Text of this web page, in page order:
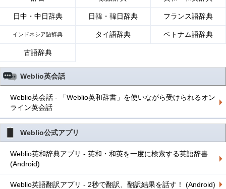
日中・中日辞典 日韓・韓日辞典 フランス語辞典
インドネシア語辞典 タイ語辞典 ベトナム語辞典
古語辞典
Weblio英会話
Weblio英会話 - 「Weblio英和辞書」を使いながら受けられるオン
ライン英会話
Weblio公式アプリ
Weblio英和辞典アプリ - 英和・和英を一度に検索する英語辞書
(Android)
Weblio英語翻訳アプリ - 2秒で翻訳、翻訳結果を話す！ (Android)